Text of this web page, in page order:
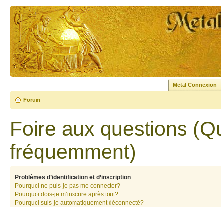
Metal Connexion
Forum
Foire aux questions
fréquemment)
Problèmes d’identification et d’inscription
Pourquoi ne puis-je pas me connecter?
Pourquoi dois-je m’inscrire après tout?
Pourquoi suis-je automatiquement déconnecté?